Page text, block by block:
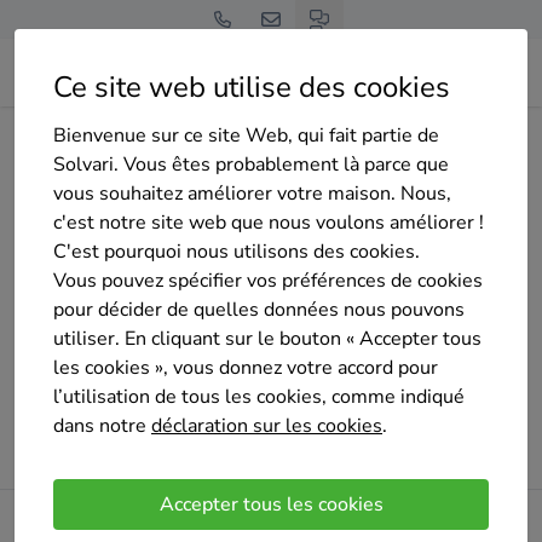
Ce site web utilise des cookies
Bienvenue sur ce site Web, qui fait partie de
Solvari. Vous êtes probablement là parce que
vous souhaitez améliorer votre maison. Nous,
c'est notre site web que nous voulons améliorer !
C'est pourquoi nous utilisons des cookies.
Vous pouvez spécifier vos préférences de cookies
pour décider de quelles données nous pouvons
utiliser. En cliquant sur le bouton « Accepter tous
les cookies », vous donnez votre accord pour
l’utilisation de tous les cookies, comme indiqué
dans notre déclaration sur les cookies.
Accepter tous les cookies
Home Isolation des murs extérieurs Liège
Verviers
soultoukhanov-akhmed
Oups !
Un problème est survenu lors du chargement de la
page. Veuillez réessayer plus tard.
Veuillez réessayer